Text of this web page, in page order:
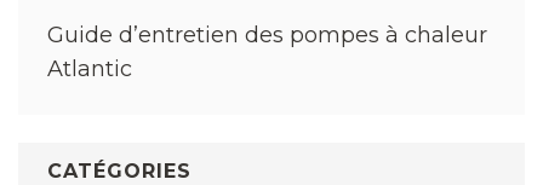
Guide d’entretien des pompes à chaleur
Atlantic
CATÉGORIES